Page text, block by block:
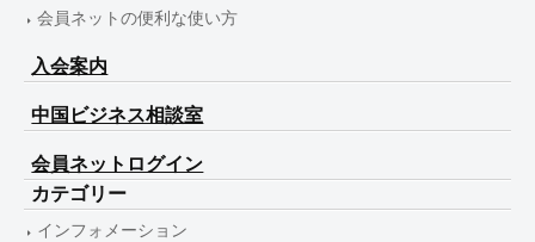
会員ネットの便利な使い方
入会案内
中国ビジネス相談室
会員ネットログイン
カテゴリー
インフォメーション